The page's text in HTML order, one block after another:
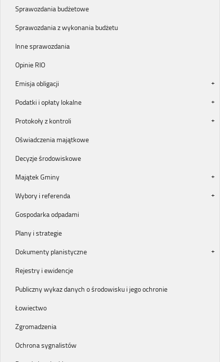
Sprawozdania budżetowe
Sprawozdania z wykonania budżetu
Inne sprawozdania
Opinie RIO
Emisja obligacji
Podatki i opłaty lokalne
Protokoły z kontroli
Oświadczenia majątkowe
Decyzje środowiskowe
Majątek Gminy
Wybory i referenda
Gospodarka odpadami
Plany i strategie
Dokumenty planistyczne
Rejestry i ewidencje
Publiczny wykaz danych o środowisku i jego ochronie
Łowiectwo
Zgromadzenia
Ochrona sygnalistów